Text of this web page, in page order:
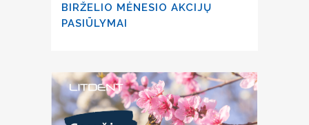
BIRŽELIO MĖNESIO AKCIJŲ
PASIŪLYMAI